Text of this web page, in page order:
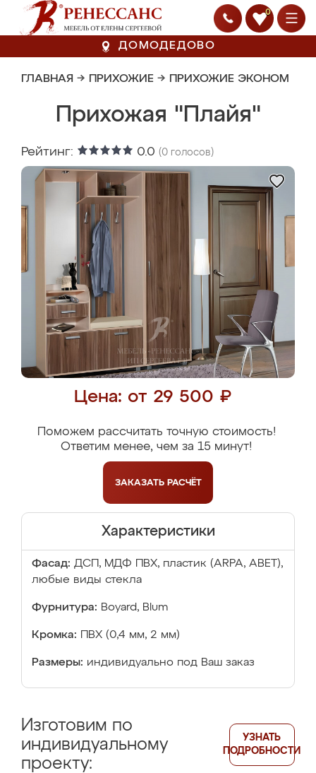
0
ДОМОДЕДОВО
ГЛАВНАЯ → ПРИХОЖИЕ → ПРИХОЖИЕ ЭКОНОМ
Прихожая "Плайя"
Рейтинг: 0.0 (0 голосов)
Цена: от 29 500 ₽
Поможем рассчитать точную стоимость!
Ответим менее, чем за 15 минут!
ЗАКАЗАТЬ РАСЧЁТ
Характеристики
Фасад: ДСП, МДФ ПВХ, пластик (ARPA, ABET),
любые виды стекла
Фурнитура: Boyard, Blum
Кромка: ПВХ (0,4 мм, 2 мм)
Размеры: индивидуально под Ваш заказ
Изготовим по
индивидуальному
проекту:
УЗНАТЬ
ПОДРОБНОСТИ